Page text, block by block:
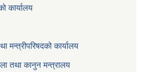
कार्यालय
मन्त्रीपरिषदको कार्यालय
तथा कानुन मन्त्रालय